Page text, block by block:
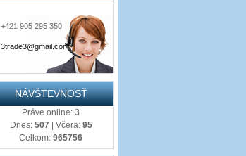
+421 905 295 350
3trade3@gmail.com
NÁVŠTEVNOSŤ
Práve online: 3
Dnes: 507 | Včera: 95
Celkom: 965756